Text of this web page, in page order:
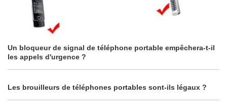
Un bloqueur de signal de téléphone portable empêchera-t-il
les appels d'urgence ?
Les brouilleurs de téléphones portables sont-ils légaux ?